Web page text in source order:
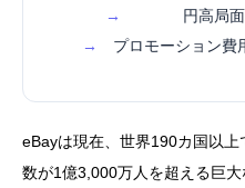
→
円高局
→
プロモーション費
eBayは現在、世界190カ国以
数が1億3,000万人を超える巨